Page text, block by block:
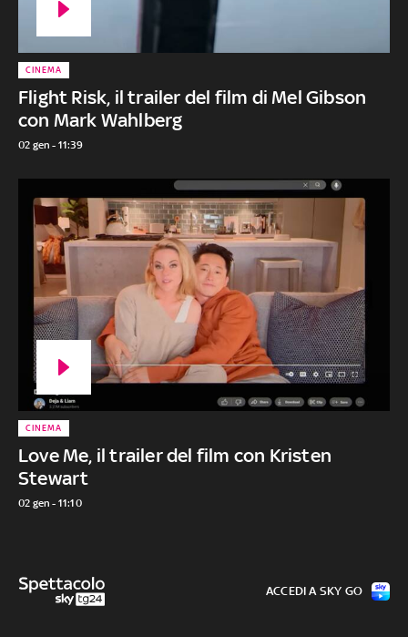
Flight Risk, il trailer del film di Mel Gibson
con Mark Wahlberg
CINEMA
02 gen - 11:39
Love Me, il trailer del film con Kristen
Stewart
CINEMA
02 gen - 11:10
ACCEDI A SKY GO